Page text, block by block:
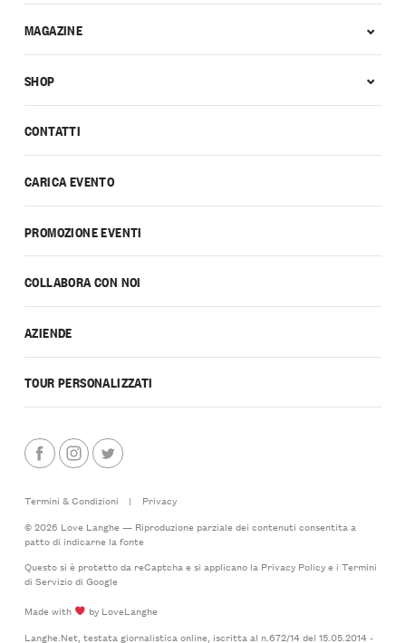
CONTATTI
CARICA EVENTO
PROMOZIONE EVENTI
COLLABORA CON NOI
AZIENDE
TOUR PERSONALIZZATI
MAGAZINE
SHOP
Termini & Condizioni |
Privacy
© 2026 Love Langhe — Riproduzione parziale dei contenuti consentita a
patto di indicarne la fonte
Questo si è protetto da reCaptcha e si applicano la Privacy Policye i Termini
di Serviziodi Google
Made with
by LoveLanghe
Langhe.Net, testata giornalistica online, iscritta al n.672/14 del 15.05.2014 -